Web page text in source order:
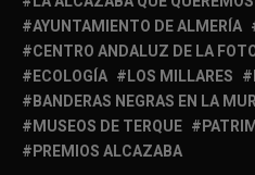
AYUNTAMIENTO DE ALMERÍA
CENTRO ANDALUZ DE LA
ECOLOGÍA
LOS MILLARES
BANDERAS NEGRAS EN LA
MUSEOS DE TERQUE
PREMIOS ALCAZABA